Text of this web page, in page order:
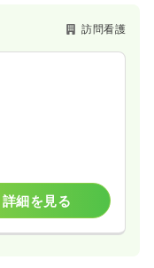
訪問看護
詳細を見る